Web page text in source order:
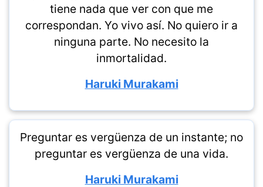
tiene nada que ver con que me
correspondan. Yo vivo así. No quiero ir a
ninguna parte. No necesito la
inmortalidad.
Haruki Murakami
Preguntar es vergüenza de un instante; no
preguntar es vergüenza de una vida.
Haruki Murakami